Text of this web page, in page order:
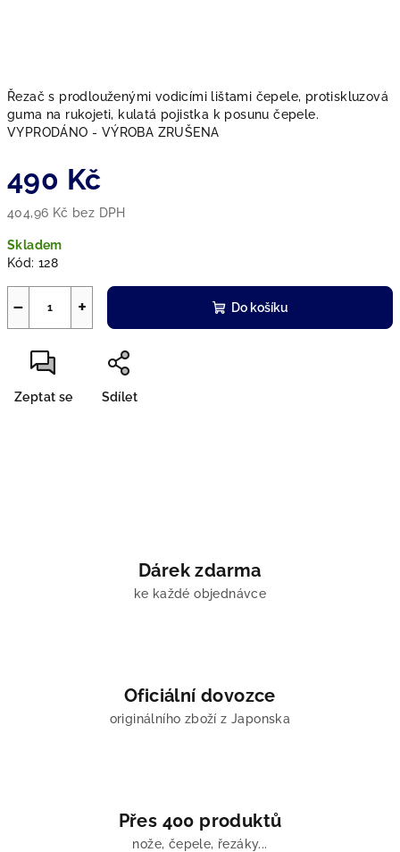
Řezač s prodlouženými vodicími lištami čepele, protiskluzová
guma na rukojeti, kulatá pojistka k posunu čepele.
VYPRODÁNO - VÝROBA ZRUŠENA
490 Kč
404,96 Kč bez DPH
cena:
Skladem
Kód: 128
+
− Do košíku
Zeptat se Sdílet
Dárek zdarma
ke každé objednávce
Oficiální dovozce
originálního zboží z Japonska
Přes 400 produktů
nože, čepele, řezáky...